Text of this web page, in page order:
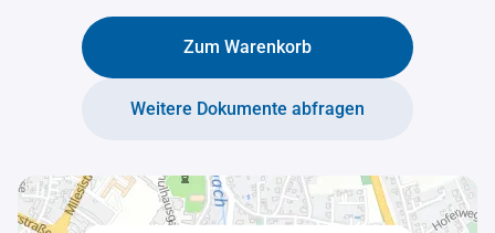
Zum Warenkorb
Weitere Dokumente abfragen